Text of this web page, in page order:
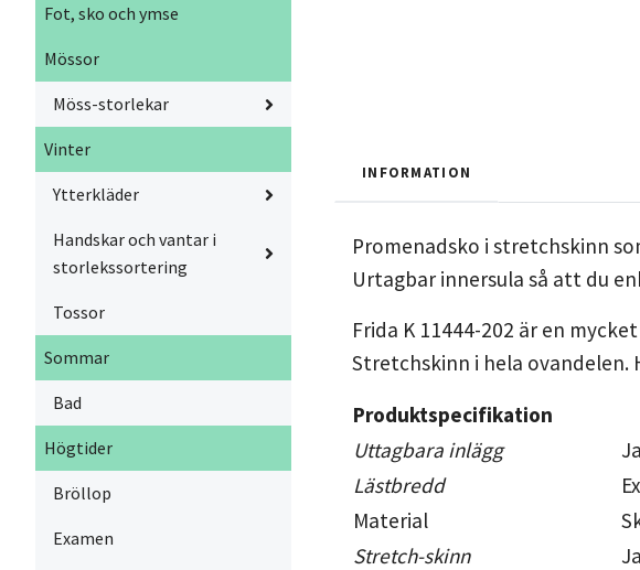
Fot, sko och ymse
Mössor
Möss-storlekar
Vinter
Ytterkläder
Handskar och vantar i
storlekssortering
Tossor
Sommar
Bad
Högtider
Bröllop
Examen
INFORMATION
Promenadsko i stretchskinn
Urtagbar innersula så att du
Frida K 11444-202 är en
Stretchskinn i hela ovandelen.
Produktspecifikation
Uttagbara inlägg
Ja
Lästbredd
Material
Stretch-skinn
Ja